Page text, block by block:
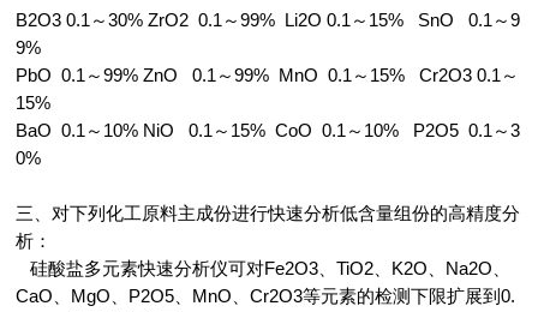
B2O3 0.1～30% ZrO2 0.1～99% Li2O 0.1～15% SnO 0.1～9
9%
PbO 0.1～99% ZnO 0.1～99% MnO 0.1～15% Cr2O3 0.1～
15%
BaO 0.1～10% NiO 0.1～15% CoO 0.1～10% P2O5 0.1～3
0%
三、对下列化工原料主成份进行快速分析低含量组份的高精度分
析：
硅酸盐多元素快速分析仪可对Fe2O3、TiO2、K2O、Na2O、
CaO、MgO、P2O5、MnO、Cr2O3等元素的检测下限扩展到0.